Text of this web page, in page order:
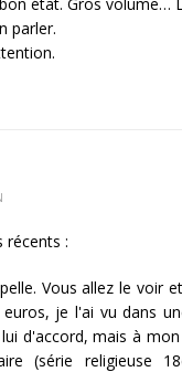
parler.
récents :
Vous allez le voir
je l'ai vu dans
d'accord, mais à
(série religieuse